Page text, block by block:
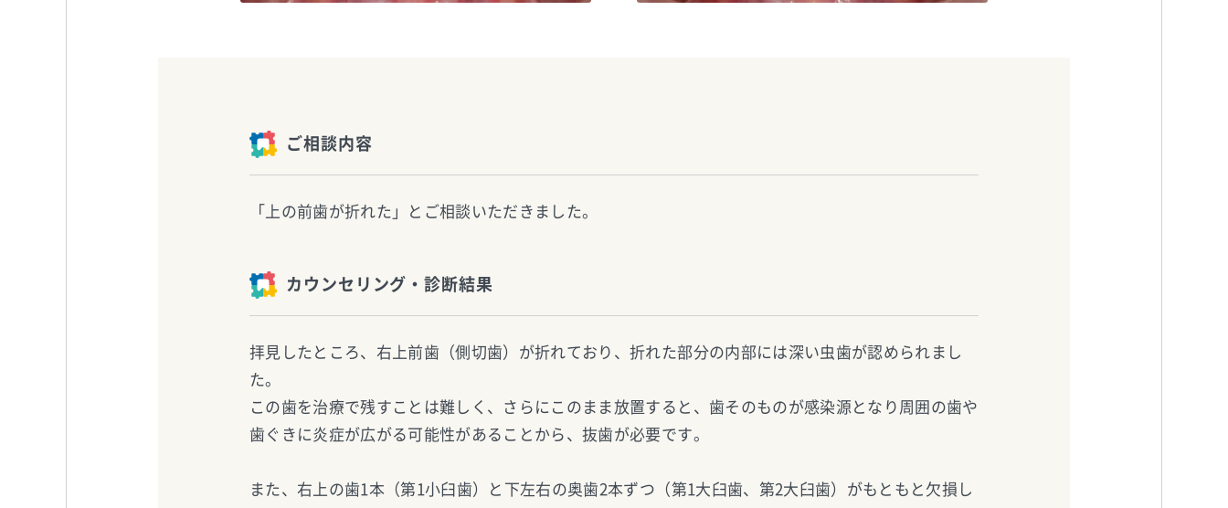
ご相談内容
「上の前歯が折れた」とご相談いただきました。
カウンセリング・診断結果
拝見したところ、右上前歯（側切歯）が折れており、折れた部分の内部には深い虫歯が認められまし
た。
この歯を治療で残すことは難しく、さらにこのまま放置すると、歯そのものが感染源となり周囲の歯や
歯ぐきに炎症が広がる可能性があることから、抜歯が必要です。
また、右上の歯1本（第1小臼歯）と下左右の奥歯2本ずつ（第1大臼歯、第2大臼歯）がもともと欠損し